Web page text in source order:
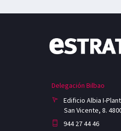
Delegación Bilbao
Edificio Albia I-
San Vicente, 8.
944 27 44 46